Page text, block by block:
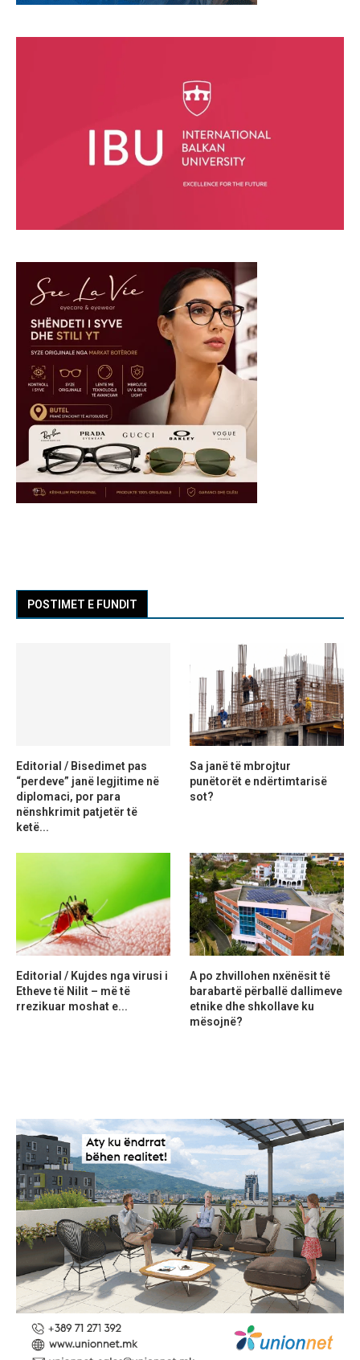
POSTIMET E FUNDIT
Editorial / Bisedimet pas
“perdeve” janë legjitime në
diplomaci, por para
nënshkrimit patjetër të
ketë...
Sa janë të mbrojtur
punëtorët e ndërtimtarisë
sot?
Editorial / Kujdes nga virusi i
Etheve të Nilit – më të
rrezikuar moshat e...
A po zhvillohen nxënësit të
barabartë përballë dallimeve
etnike dhe shkollave ku
mësojnë?